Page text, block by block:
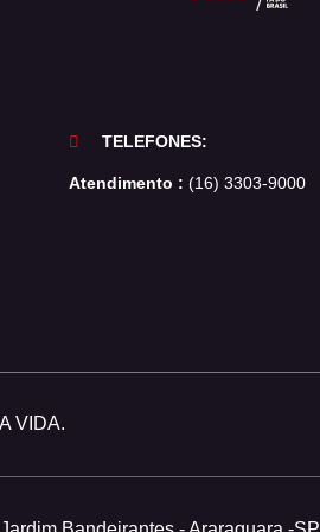
TELEFONES:
Atendimento : (16) 3303-9000
VIDA.